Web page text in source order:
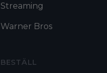
Streaming
Warner Bros
BESTÄLL